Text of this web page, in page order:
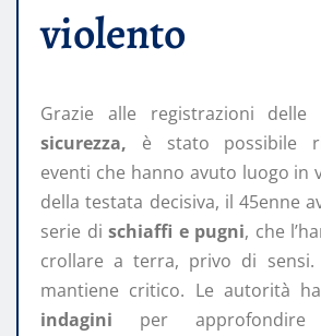
violento
Grazie alle registrazioni delle
sicurezza, è stato possibile
eventi che hanno avuto luogo in
della testata decisiva, il 45enne
serie di schiaffi e pugni, che
crollare a terra, privo di
mantiene critico. Le autorità
indagini per approfondire